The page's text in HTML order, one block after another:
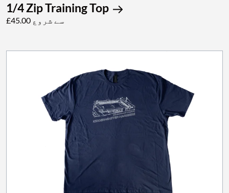
1/4 Zip Training Top
£45.00 سے شروع